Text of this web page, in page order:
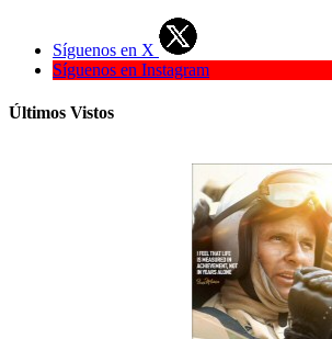
Síguenos en X
Síguenos en Instagram
Últimos Vistos